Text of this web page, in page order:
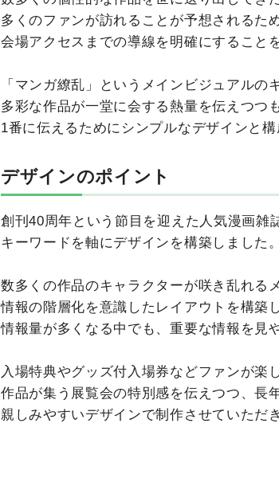
多くのファンが訪れることが予想されるた
会場アクセスまでの導線を明確にすること
「マンガ繚乱」というメインビジュアル
多彩な作品が一堂に会する熱量を伝えつつ
1番に伝えるためにシンプルなデザインと
デザインのポイント
創刊40周年という節目を迎えた人気漫画雑
キーワードを軸にデザインを構築しました。
数多くの作品のキャラクターが咲き乱れる
情報の階層化を意識したレイアウトを構築
情報量が多くなる中でも、重要な情報を見
入場特典やグッズ付入場券などファンが楽
作品が集う展覧会の特別感を伝えつつ、長
親しみやすいデザインで制作させていただ